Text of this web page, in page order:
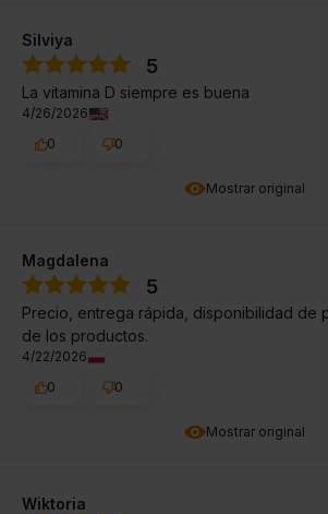
Mostrar original
Silviya
5
La vitamina D siempre es buena
4/26/2026
0
0
Mostrar original
Magdalena
5
Precio, entrega rápida, disponibilidad de
de los productos.
4/22/2026
0
0
Wiktoria